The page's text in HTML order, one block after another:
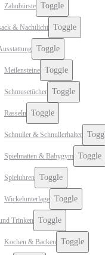
Zahnbürste Toggle
& Nachtlicht Toggle
Toggle
Meilensteine Toggle
Schmusetücher Toggle
Rasseln Toggle
Schnuller & Schnullerhalter
Spielmatten & Babygym Toggle
Spieluhren Toggle
Wickelunterlage Toggle
Trinken Toggle
Kochen & Backen Toggle